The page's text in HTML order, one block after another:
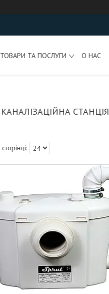
ТОВАРИ ТА ПОСЛУГИ О НАС
КАНАЛІЗАЦІЙНА СТАНЦІЯ